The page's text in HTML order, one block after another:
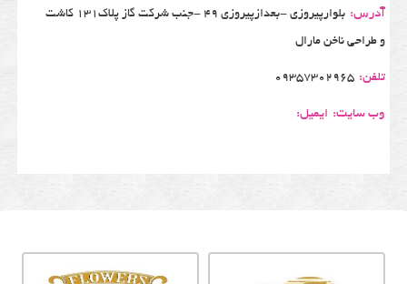
آدرس: بلوارپیروزی -بعدازپیروزی 49 -جنب شرکت گاز پلاک131 کاشت
و طراحی ناخن مارال
تلفن: 09357302965
وب سایت: ایمیل: